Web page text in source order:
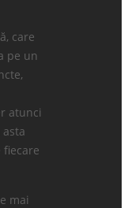
care
pe un
atunci
mai